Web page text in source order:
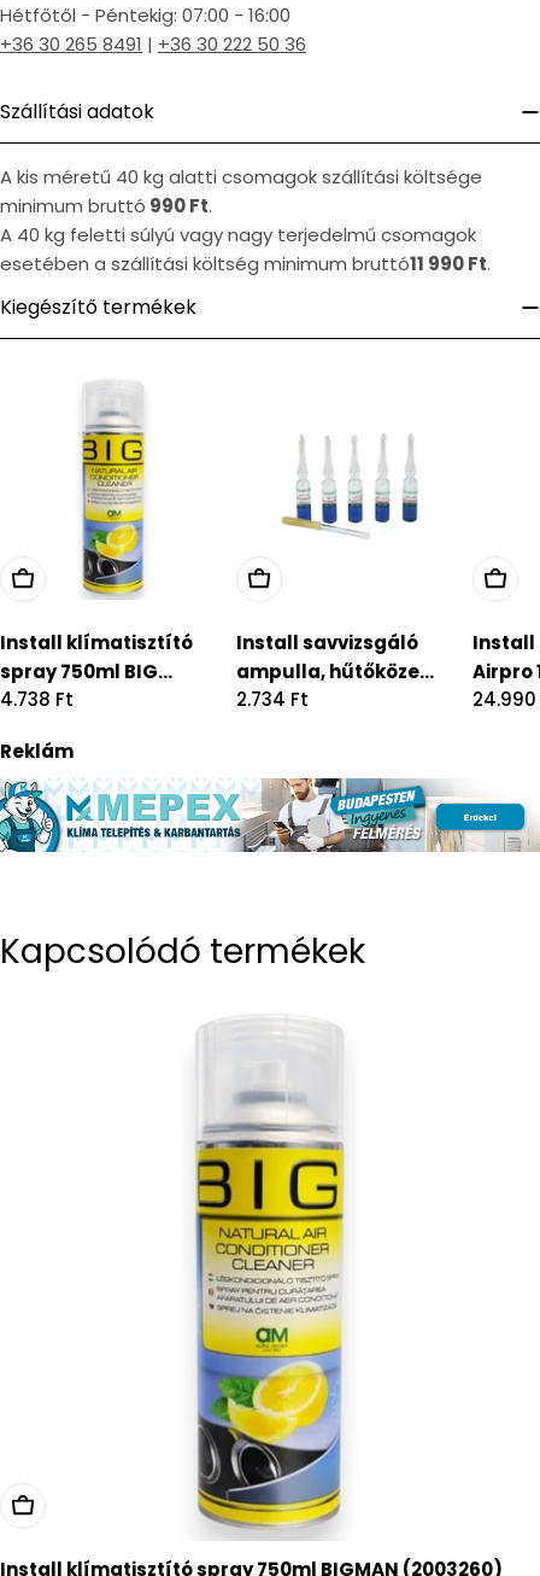
Hétfőtől - Péntekig: 07:00 - 16:00
+36 30 265 8491 | +36 30 222 50 36
Szállítási adatok
A kis méretű 40 kg alatti csomagok szállítási költsége
minimum bruttó 990 Ft.
A 40 kg feletti súlyú vagy nagy terjedelmű csomagok
esetében a szállítási költség minimum bruttó11 990 Ft.
Kiegészítő termékek
Install klímatisztító
spray 750ml BIG...
Regular
4.738 Ft
Install savvizsgáló
ampulla, hűtőköze...
Regular
2.734 Ft
Install
Airpro
Reklám
Kapcsolódó termékek
Kosárba
Install klímatisztító spray 750ml BIGMAN (2003260)